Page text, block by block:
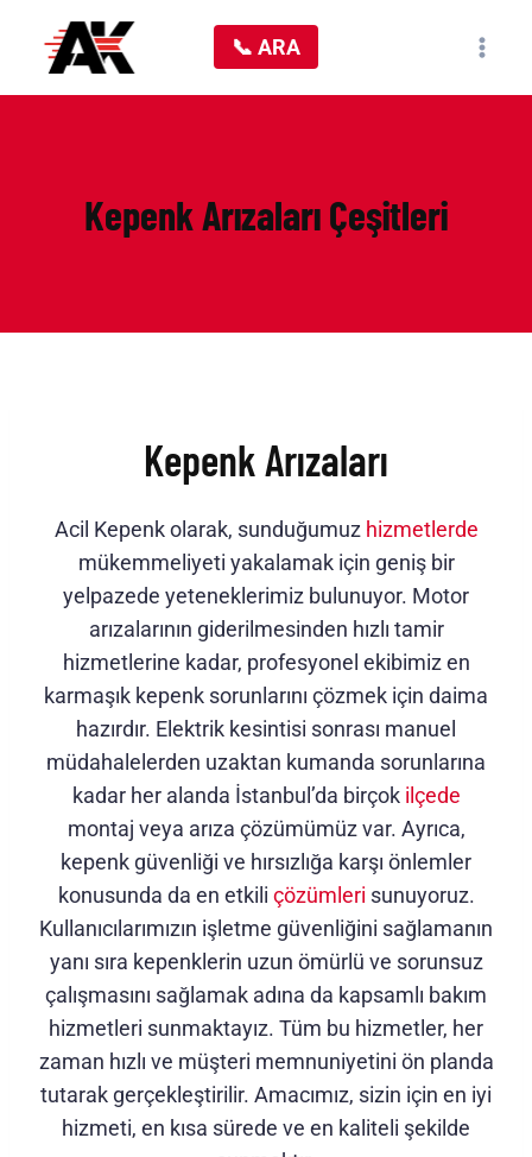
content
📞 ARA
Kepenk Arızaları Çeşitleri
Kepenk Arızaları
Acil Kepenk olarak, sunduğumuz hizmetlerde
mükemmeliyeti yakalamak için geniş bir
yelpazede yeteneklerimiz bulunuyor. Motor
arızalarının giderilmesinden hızlı tamir
hizmetlerine kadar, profesyonel ekibimiz en
karmaşık kepenk sorunlarını çözmek için daima
hazırdır. Elektrik kesintisi sonrası manuel
müdahalelerden uzaktan kumanda sorunlarına
kadar her alanda İstanbul’da birçok ilçede
montaj veya arıza çözümümüz var. Ayrıca,
kepenk güvenliği ve hırsızlığa karşı önlemler
konusunda da en etkili çözümleri sunuyoruz.
Kullanıcılarımızın işletme güvenliğini sağlamanın
yanı sıra kepenklerin uzun ömürlü ve sorunsuz
çalışmasını sağlamak adına da kapsamlı bakım
hizmetleri sunmaktayız. Tüm bu hizmetler, her
zaman hızlı ve müşteri memnuniyetini ön planda
tutarak gerçekleştirilir. Amacımız, sizin için en iyi
hizmeti, en kısa sürede ve en kaliteli şekilde